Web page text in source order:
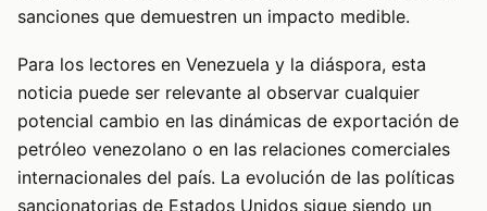
sanciones que demuestren un impacto medible.
Para los lectores en Venezuela y la diáspora, esta
noticia puede ser relevante al observar cualquier
potencial cambio en las dinámicas de exportación de
petróleo venezolano o en las relaciones comerciales
internacionales del país. La evolución de las políticas
sancionatorias de Estados Unidos sigue siendo un